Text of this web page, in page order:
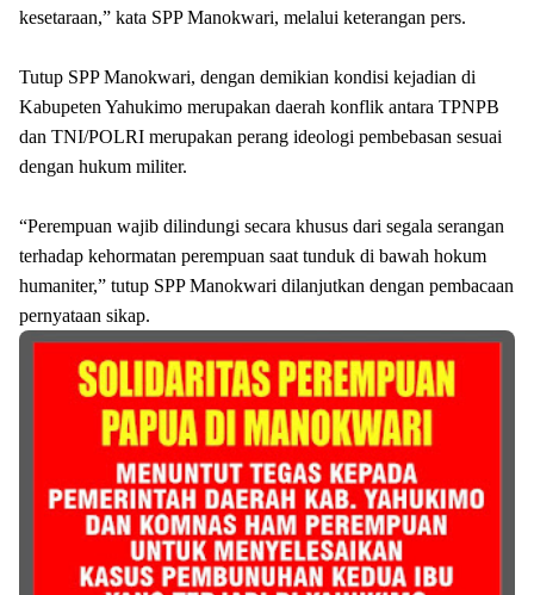
kesetaraan,” kata SPP Manokwari, melalui keterangan pers.
Tutup SPP Manokwari, dengan demikian kondisi kejadian di
Kabupeten Yahukimo merupakan daerah konflik antara TPNPB
dan TNI/POLRI merupakan perang ideologi pembebasan sesuai
dengan hukum militer.
“Perempuan wajib dilindungi secara khusus dari segala serangan
terhadap kehormatan perempuan saat tunduk di bawah hokum
humaniter,” tutup SPP Manokwari dilanjutkan dengan pembacaan
pernyataan sikap.